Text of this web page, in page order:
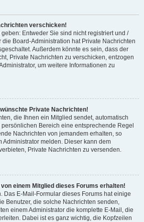
verschicken!
Entweder Sie sind nicht registriert und /
Board-Administration hat Private Nachrichten
Außerdem könnte es sein, dass der
Private Nachrichten zu verschicken, entzogen
um weitere Informationen zu
Private Nachrichten!
die Ihnen ein Mitglied sendet, automatisch
Bereich eine entsprechende Regel
Nachrichten von jemandem erhalten, so
Administrator melden. Dieser kann dem
Private Nachrichten zu versenden.
von einem Mitglied dieses Forums erhalten!
Das E-Mail-Formular dieses Forums hat einige
Benutzer, die solche Nachrichten senden,
einem Administrator die komplette E-Mail, die
Dabei ist es ganz wichtig, die Kopfzeilen